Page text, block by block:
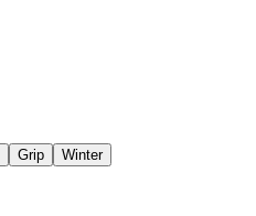
Grip Winter